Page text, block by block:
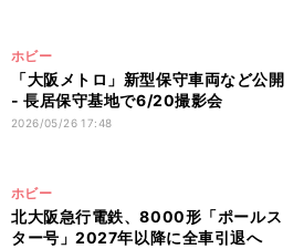
ホビー
「大阪メトロ」新型保守車両など公開
- 長居保守基地で6/20撮影会
2026/05/26 17:48
ホビー
北大阪急行電鉄、8000形「ポールス
ター号」2027年以降に全車引退へ